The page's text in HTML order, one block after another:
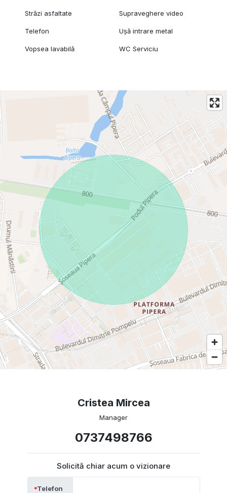
Străzi asfaltate Supraveghere video
Telefon Ușă intrare metal
Vopsea lavabilă WC Serviciu
Cristea Mircea
Manager
0737498766
Solicită chiar acum o vizionare
Telefon